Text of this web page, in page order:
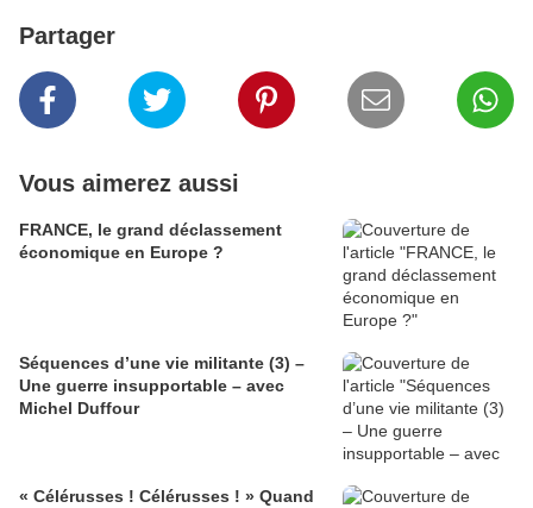
Partager
Vous aimerez aussi
FRANCE, le grand déclassement
économique en Europe ?
Séquences d’une vie militante (3) –
Une guerre insupportable – avec
Michel Duffour
« Célérusses ! Célérusses ! » Quand